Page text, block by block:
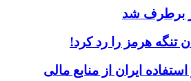
برطرف شد
تنگه هرمز را رد کرد!
ایران از منابع مالی